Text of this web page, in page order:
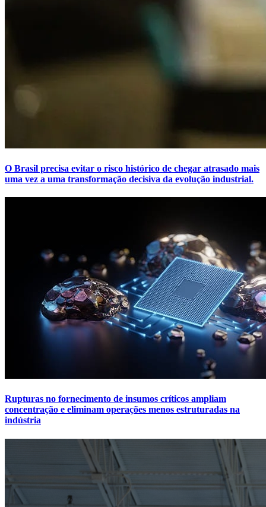
O Brasil precisa evitar o risco histórico de chegar atrasado mais
uma vez a uma transformação decisiva da evolução industrial.
Rupturas no fornecimento de insumos críticos ampliam
concentração e eliminam operações menos estruturadas na
indústria